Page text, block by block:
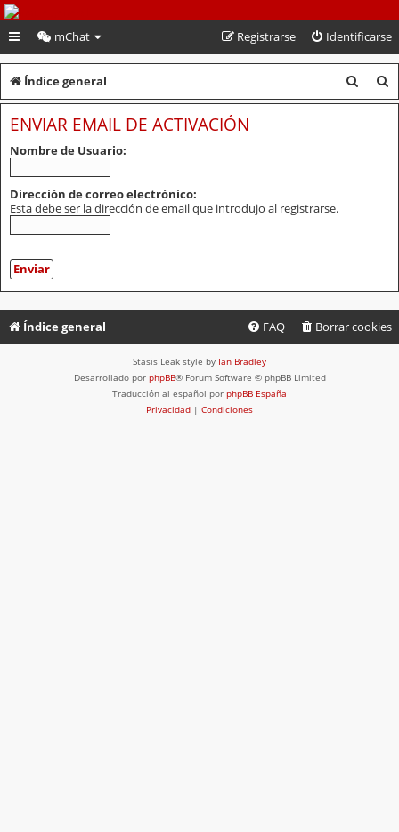
PeruVoley.com
mChat Identificarse
Registrarse
Índice general
u
u
ENVIAR EMAIL DE ACTIVACIÓN
Nombre de Usuario:
Dirección de correo electrónico:
Esta debe ser la dirección de email que introdujo al registrarse.
Índice general Borrar cookies
FAQ
Stasis Leak style by Ian Bradley
Desarrollado por phpBB® Forum Software © phpBB Limited
Traducción al español por phpBB España
Privacidad | Condiciones